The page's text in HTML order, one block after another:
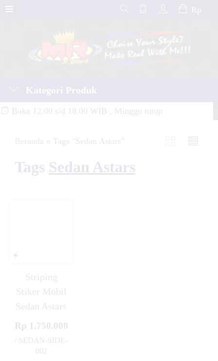
Rp
Kategori Produk
Buka 12.00 s/d 18.00 WIB , Minggu tutup
Beranda » Tags "Sedan Astars"
Tags Sedan Astars
Striping
Stiker Mobil
Sedan Astars
Rp 1.750.000
/ SEDAN-SIDE-
002